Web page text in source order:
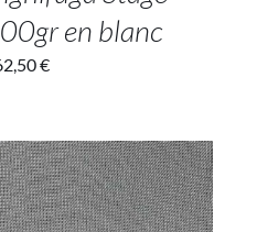
en blanc
€